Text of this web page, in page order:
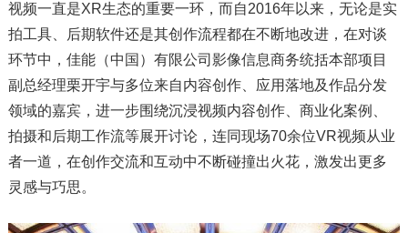
视频一直是XR生态的重要一环，而自2016年以来，无论是实
拍工具、后期软件还是其创作流程都在不断地改进，在对谈
环节中，佳能（中国）有限公司影像信息商务统括本部项目
副总经理栗开宇与多位来自内容创作、应用落地及作品分发
领域的嘉宾，进一步围绕沉浸视频内容创作、商业化案例、
拍摄和后期工作流等展开讨论，连同现场70余位VR视频从业
者一道，在创作交流和互动中不断碰撞出火花，激发出更多
灵感与巧思。